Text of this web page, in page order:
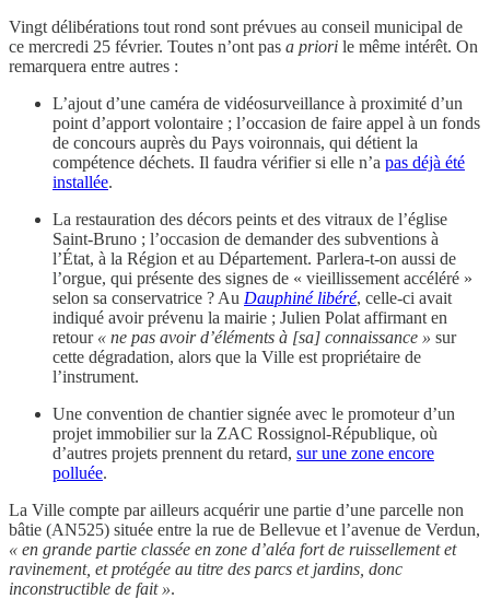
Vingt délibérations tout rond sont prévues au conseil municipal de
ce mercredi 25 février. Toutes n’ont pas a priori le même intérêt. On
remarquera entre autres :
L’ajout d’une caméra de vidéosurveillance à proximité d’un
point d’apport volontaire ; l’occasion de faire appel à un fonds
de concours auprès du Pays voironnais, qui détient la
compétence déchets. Il faudra vérifier si elle n’a pas déjà été
installée.
La restauration des décors peints et des vitraux de l’église
Saint-Bruno ; l’occasion de demander des subventions à
l’État, à la Région et au Département. Parlera-t-on aussi de
l’orgue, qui présente des signes de « vieillissement accéléré »
selon sa conservatrice ? Au Dauphiné libéré, celle-ci avait
indiqué avoir prévenu la mairie ; Julien Polat affirmant en
retour « ne pas avoir d’éléments à [sa] connaissance » sur
cette dégradation, alors que la Ville est propriétaire de
l’instrument.
Une convention de chantier signée avec le promoteur d’un
projet immobilier sur la ZAC Rossignol-République, où
d’autres projets prennent du retard, sur une zone encore
polluée.
La Ville compte par ailleurs acquérir une partie d’une parcelle non
bâtie (AN525) située entre la rue de Bellevue et l’avenue de Verdun,
« en grande partie classée en zone d’aléa fort de ruissellement et
ravinement, et protégée au titre des parcs et jardins, donc
inconstructible de fait ».